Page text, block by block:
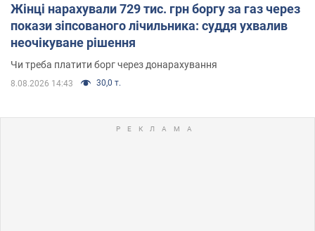
Жінці нарахували 729 тис. грн боргу за газ через
покази зіпсованого лічильника: суддя ухвалив
неочікуване рішення
Чи треба платити борг через донарахування
8.08.2026 14:43 30,0 т.